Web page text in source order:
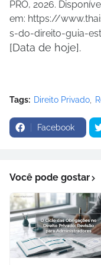
PRO, 2026.
em: https://
s-do-direito-guia-
[Data de hoje].
Tags: Direito Privado
Facebook
Você pode gostar